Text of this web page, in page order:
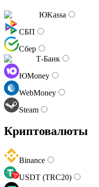
ЮKassa
СБП
Сбер
Т-Банк
ЮMoney
WebMoney
Steam
Криптовалюты
Binance
USDT (TRC20)